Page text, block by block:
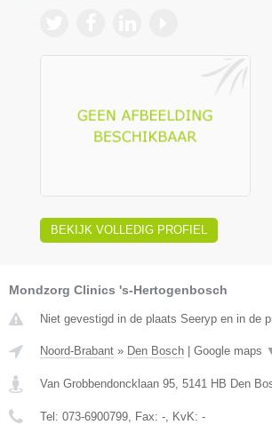
BEKIJK VOLLEDIG PROFIEL
Mondzorg Clinics 's-Hertogenbosch
Niet gevestigd in de plaats Seeryp en in de
Noord-Brabant » Den Bosch Google maps
Van Grobbendoncklaan 95, 5141 HB Den
Tel: 073-6900799, Fax: -, KvK: -